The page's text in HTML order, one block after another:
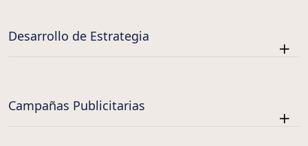
Desarrollo de Estrategia
Campañas Publicitarias